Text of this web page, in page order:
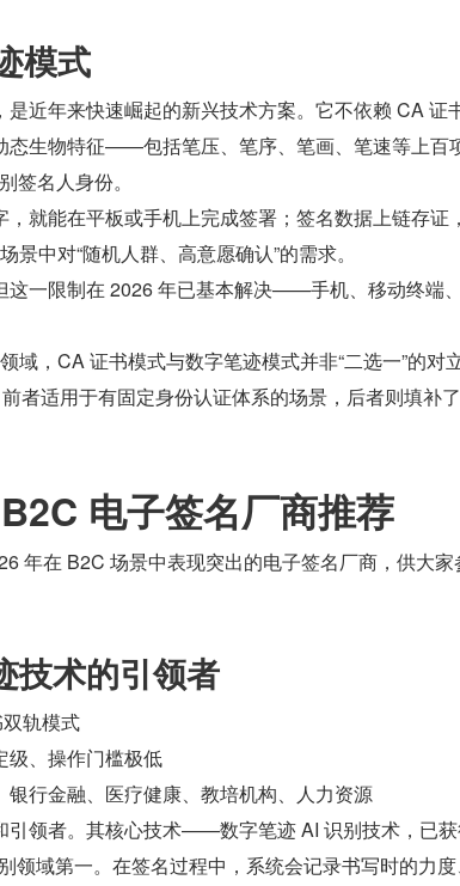
模式
近年来快速崛起的新兴技术方案。它不依赖 CA 证
态生物特征——包括笔压、笔序、笔画、笔速等上百
签名人身份。
就能在平板或手机上完成签署；签名数据上链存证
中对“随机人群、高意愿确认”的需求。
这一限制在 2026 年已基本解决——手机、移动终端
域，CA 证书模式与数字笔迹模式并非“二选一”的对
者适用于有固定身份认证体系的场景，后者则填补
电子签名厂商推荐
年在 B2C 场景中表现突出的电子签名厂商，供大家
技术的引领者
轨模式
级、操作门槛极低
行金融、医疗健康、教培机构、人力资源
引领者。其核心技术——数字笔迹 AI 识别技术，已
领域第一。在签名过程中，系统会记录书写时的力